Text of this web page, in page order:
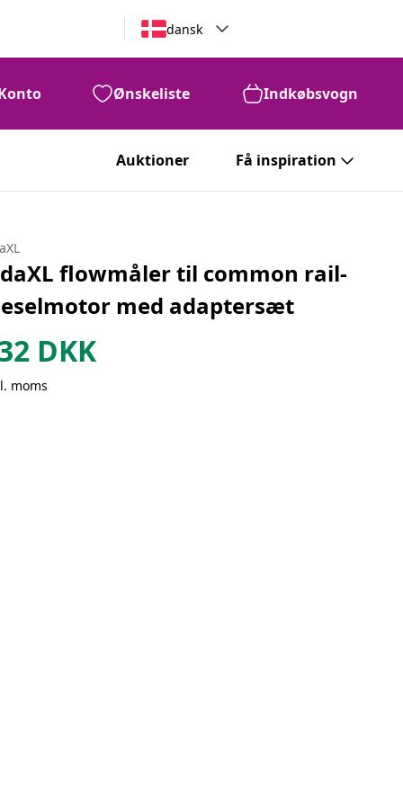
dansk
Ønskeliste Indkøbsvogn
Auktioner Få inspiration
flowmåler til common rail-
med adaptersæt
DKK
moms